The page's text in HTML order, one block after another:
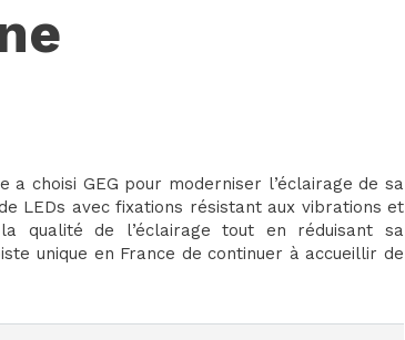
choisi GEG pour moderniser l’éclairage de sa
LEDs avec fixations résistant aux vibrations et
qualité de l’éclairage tout en réduisant sa
unique en France de continuer à accueillir de